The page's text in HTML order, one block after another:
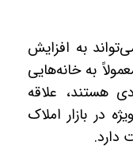
به افزایش
به خانه‌هایی
هستند، علاقه
در بازار املاک
دارد.